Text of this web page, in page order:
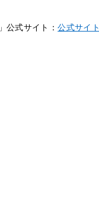
公式サイト：公式サイト